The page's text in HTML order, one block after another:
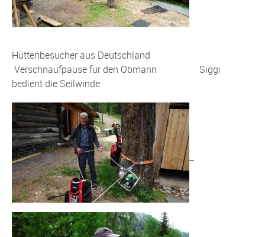
Hüttenbesucher aus Deutschland
Verschnaufpause für den Obmann Siggi
bedient die Seilwinde